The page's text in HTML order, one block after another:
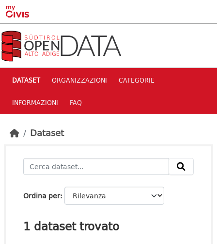
Skip to main content
DATASET ORGANIZZAZIONI CATEGORIE
INFORMAZIONI FAQ
Dataset
Ordina per
1 dataset trovato